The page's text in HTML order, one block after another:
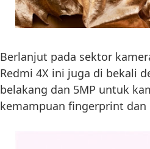
Berlanjut pada sektor
Redmi 4X ini juga di bekali
belakang dan 5MP untuk
kemampuan fingerprint dan